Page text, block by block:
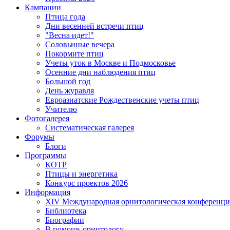
Кампании
Птица года
Дни весенней встречи птиц
"Весна идет!"
Соловьиные вечера
Покормите птиц
Учеты уток в Москве и Подмосковье
Осенние дни наблюдения птиц
Большой год
День журавля
Евроазиатские Рождественские учеты птиц
Учителю
Фотогалерея
Систематическая галерея
Форумы
Блоги
Программы
КОТР
Птицы и энергетика
Конкурс проектов 2026
Информация
XIV Международная орнитологическая
Библиотека
Биографии